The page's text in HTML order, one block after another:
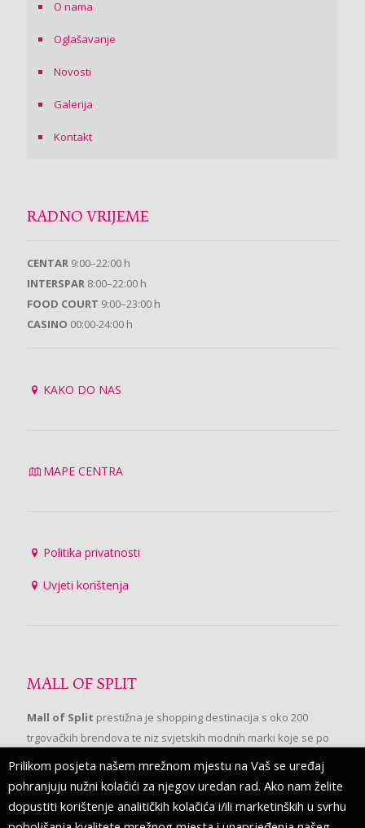
O nama
Oglašavanje
Novosti
Galerija
Kontakt
RADNO VRIJEME
CENTAR 9:00–22:00 h
INTERSPAR 8:00–22:00 h
FOOD COURT 9:00–23:00 h
CASINO 00:00-24:00 h
KAKO DO NAS
MAPE CENTRA
Politika privatnosti
Uvjeti korištenja
MALL OF SPLIT
Mall of Split prestižna je shopping destinacija s oko 200
trgovačkih brendova te niz svjetskih modnih marki koje se po
prvi put pojavljuju u Splitu.
PRATITE NAS
Prilikom posjeta našem mrežnom mjestu na Vaš se uređaj
pohranjuju nužni kolačići za njegov uredan rad. Ako nam želite
dopustiti korištenje analitičkih kolačića i/ili marketinških u svrhu